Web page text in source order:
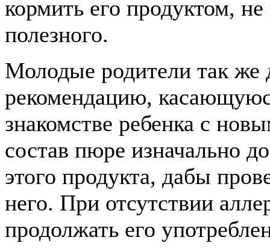
кормить его продуктом,
полезного.
Молодые родители так же
рекомендацию,
знакомстве ребенка с
состав пюре изначально
этого продукта, дабы
него. При отсутствии
продолжать его